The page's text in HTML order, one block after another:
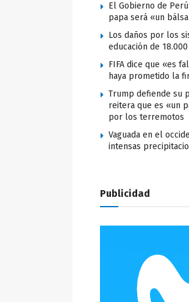
El Gobierno de
papa será «un
Los daños por los
educación de
FIFA dice que «es
haya prometido la
Trump defiende su
reitera que es «un
por los terremotos
Vaguada en el
intensas
Publicidad